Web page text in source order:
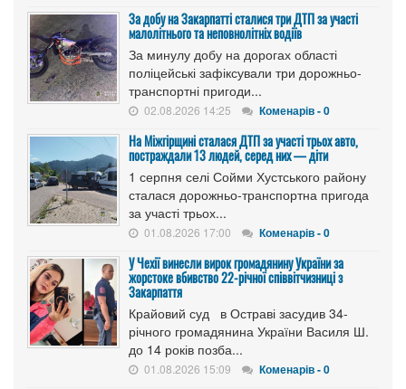
За добу на Закарпатті сталися три ДТП за участі
малолітнього та неповнолітніх водіїв
За минулу добу на дорогах області
поліцейські зафіксували три дорожньо-
транспортні пригоди...
02.08.2026 14:25 Коменарів - 0
На Міжгірщині сталася ДТП за участі трьох авто,
постраждали 13 людей, серед них — діти
1 серпня селі Сойми Хустського району
сталася дорожньо-транспортна пригода
за участі трьох...
01.08.2026 17:00 Коменарів - 0
У Чехії винесли вирок громадянину України за
жорстоке вбивство 22-річної співвітчизниці з
Закарпаття
Крайовий суд в Остраві засудив 34-
річного громадянина України Василя Ш.
до 14 років позба...
01.08.2026 15:09 Коменарів - 0